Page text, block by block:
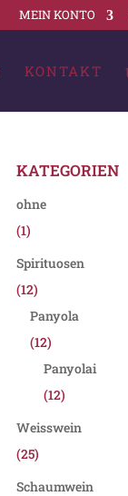
MEIN KONTO
KONTAKT
KATEGORIEN
ohne
(1)
Spirituosen
(12)
Panyola
(12)
Panyolai
(12)
Weisswein
(25)
Schaumwein